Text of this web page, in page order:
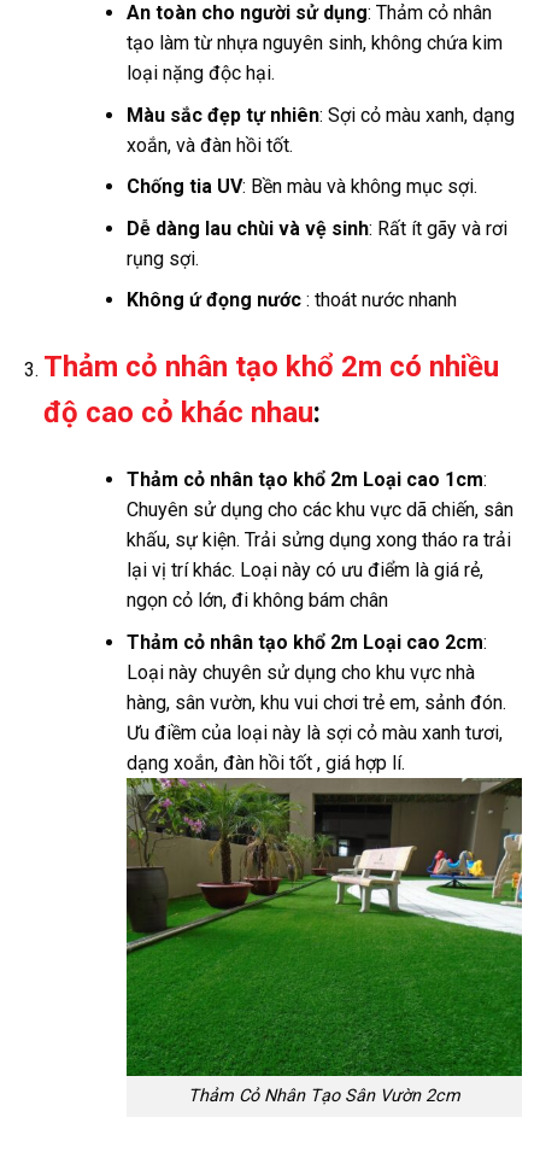
An toàn cho người sử dụng: Thảm cỏ nhân
tạo làm từ nhựa nguyên sinh, không chứa kim
loại nặng độc hại.
Màu sắc đẹp tự nhiên: Sợi cỏ màu xanh, dạng
xoắn, và đàn hồi tốt.
Chống tia UV: Bền màu và không mục sợi.
Dễ dàng lau chùi và vệ sinh: Rất ít gãy và rơi
rụng sợi.
Không ứ đọng nước: thoát nước nhanh
Thảm cỏ nhân tạo khổ 2m có nhiều
độ cao cỏ khác nhau:
Thảm cỏ nhân tạo khổ 2m Loại cao 1cm:
Chuyên sử dụng cho các khu vực dã chiến, sân
khấu, sự kiện. Trải sửng dụng xong tháo ra trải
lại vị trí khác. Loại này có ưu điểm là giá rẻ,
ngọn cỏ lớn, đi không bám chân
Thảm cỏ nhân tạo khổ 2m Loại cao 2cm:
Loại này chuyên sử dụng cho khu vực nhà
hàng, sân vườn, khu vui chơi trẻ em, sảnh đón.
Ưu điềm của loại này là sợi cỏ màu xanh tươi,
dạng xoắn, đàn hồi tốt , giá hợp lí.
Thảm Cỏ Nhân Tạo Sân Vườn 2cm